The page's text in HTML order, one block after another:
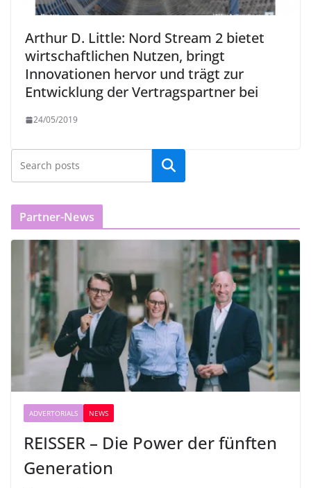
Arthur D. Little: Nord Stream 2 bietet
wirtschaftlichen Nutzen, bringt
Innovationen hervor und trägt zur
Entwicklung der Vertragspartner bei
24/05/2019
Partner-News
ADVERTORIALS NEWS
REISSER – Die Power der fünften
Generation